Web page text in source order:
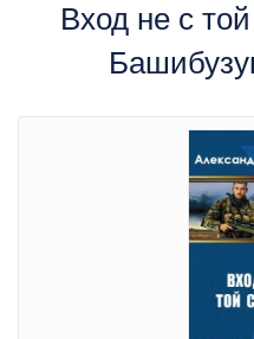
Вход не с